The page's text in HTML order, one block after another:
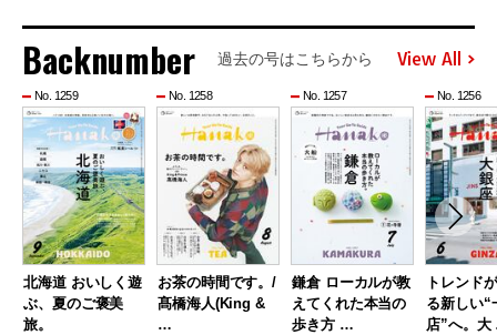
Backnumber 過去の号はこちらから View All
No. 1259
北海道 おいしく遊
ぶ、夏のご褒美
旅。
No. 1258
お茶の時間です。/
髙橋海人(King &
…
No. 1257
鎌倉 ローカルが教
えてくれた本当の
歩き方 …
No. 1256
トレンド
る新しい“
店”へ。